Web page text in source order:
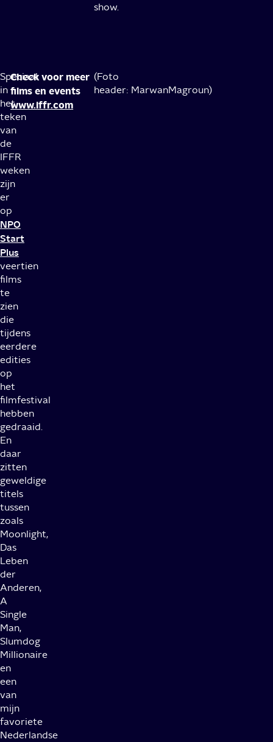
show.
Speciaal
in
het
teken
van
de
IFFR
weken
zijn
er
op
NPO
Start
Plus
veertien
films
te
zien
die
tijdens
eerdere
edities
op
het
filmfestival
hebben
gedraaid.
En
daar
zitten
geweldige
titels
tussen
zoals
Moonlight,
Das
Leben
der
Anderen,
A
Single
Man,
Slumdog
Millionaire
en
een
van
mijn
favoriete
Nederlandse
Check voor meer
films en events
www.iffr.com
(Foto
header: MarwanMagroun)